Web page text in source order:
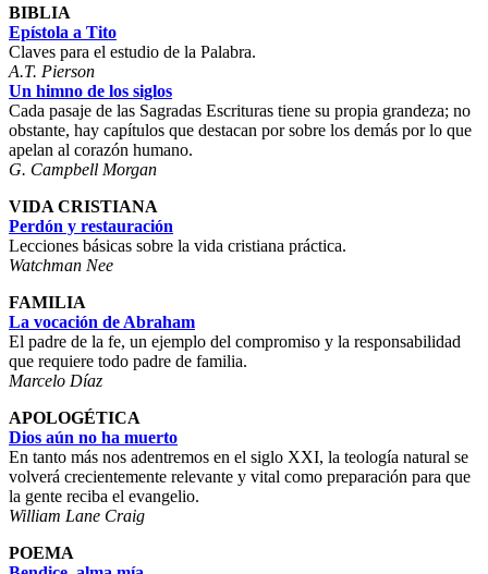
BIBLIA
Epístola a Tito
Claves para el estudio de la Palabra.
A.T. Pierson
Un himno de los siglos
Cada pasaje de las Sagradas Escrituras tiene su propia grandeza; no
obstante, hay capítulos que destacan por sobre los demás por lo que
apelan al corazón humano.
G. Campbell Morgan
VIDA CRISTIANA
Perdón y restauración
Lecciones básicas sobre la vida cristiana práctica.
Watchman Nee
FAMILIA
La vocación de Abraham
El padre de la fe, un ejemplo del compromiso y la responsabilidad
que requiere todo padre de familia.
Marcelo Díaz
APOLOGÉTICA
Dios aún no ha muerto
En tanto más nos adentremos en el siglo XXI, la teología natural se
volverá crecientemente relevante y vital como preparación para que
la gente reciba el evangelio.
William Lane Craig
POEMA